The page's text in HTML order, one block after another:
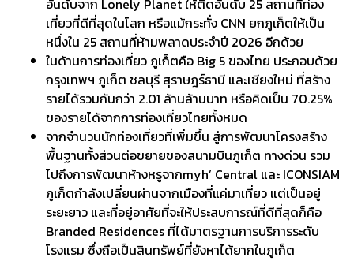
อันดับจาก Lonely Planet ให้ติดอันดับ 25 สถานที่ท่อง
เที่ยวที่ดีที่สุดในโลก หรือแม้กระทั่ง CNN ยกภูเก็ตให้เป็น
หนึ่งใน 25 สถานที่ห้ามพลาดประจำปี 2026 อีกด้วย
ในด้านการท่องเที่ยว ภูเก็ตคือ Big 5 ของไทย ประกอบด้วย
กรุงเทพฯ ภูเก็ต ชลบุรี สุราษฎร์ธานี และเชียงใหม่ ที่สร้าง
รายได้รวมกันกว่า 2.01 ล้านล้านบาท หรือคิดเป็น 70.25%
ของรายได้จากการท่องเที่ยวไทยทั้งหมด
จากจำนวนนักท่องเที่ยวที่เพิ่มขึ้น สู่การพัฒนาโครงสร้าง
พื้นฐานทั้งส่วนต่อขยายของสนามบินภูเก็ต ทางด่วน รวม
ไปถึงการพัฒนาห้างหรูจากmyh’ Central และ ICONSIAM
ภูเก็ตกำลังเปลี่ยนผ่านจากเมืองที่แค่มาเที่ยว แต่เป็นอยู่
ระยะยาว และที่อยู่อาศัยที่จะให้ประสบการณ์ที่ดีที่สุดก็คือ
Branded Residences ที่ได้มาตรฐานการบริการระดับ
โรงแรม ซึ่งถือเป็นสินทรัพย์ที่ยังหาได้ยากในภูเก็ต